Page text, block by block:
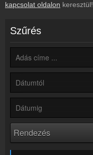
Hírek
Kapcsolat
Írj nekünk!
Partnerek
Rádiós partnerek
Ágyazd be weboldaladba
Készítés lépésről lépésre
kapcsolat oldalon keresztül!
Szűrés